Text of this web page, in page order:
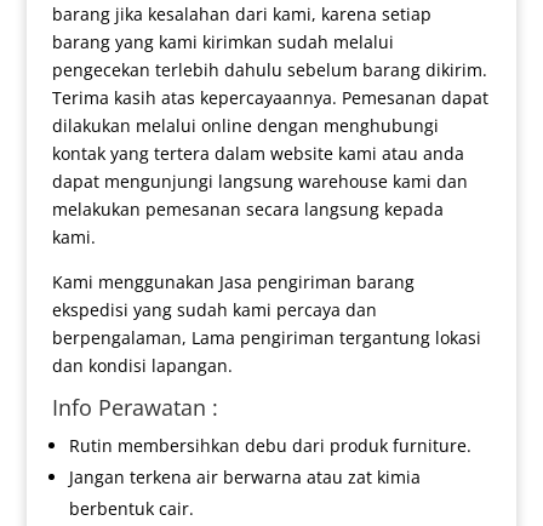
barang jika kesalahan dari kami, karena setiap
barang yang kami kirimkan sudah melalui
pengecekan terlebih dahulu sebelum barang dikirim.
Terima kasih atas kepercayaannya. Pemesanan dapat
dilakukan melalui online dengan menghubungi
kontak yang tertera dalam website kami atau anda
dapat mengunjungi langsung warehouse kami dan
melakukan pemesanan secara langsung kepada
kami.
Kami menggunakan Jasa pengiriman barang
ekspedisi yang sudah kami percaya dan
berpengalaman, Lama pengiriman tergantung lokasi
dan kondisi lapangan.
Info Perawatan :
Rutin membersihkan debu dari produk furniture.
Jangan terkena air berwarna atau zat kimia
berbentuk cair.